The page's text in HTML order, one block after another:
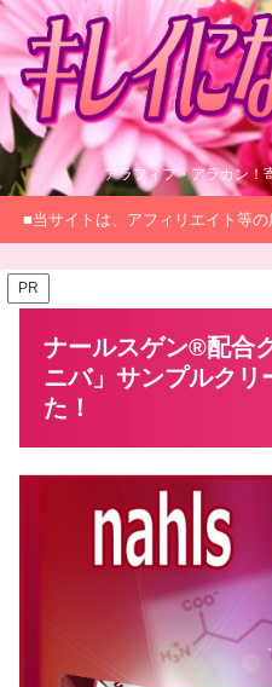
アラフィフ・アラカン！
■当サイトは、アフィリエイト等の
PR
ナールスゲン®配合
ニバ」サンプルクリ
た！